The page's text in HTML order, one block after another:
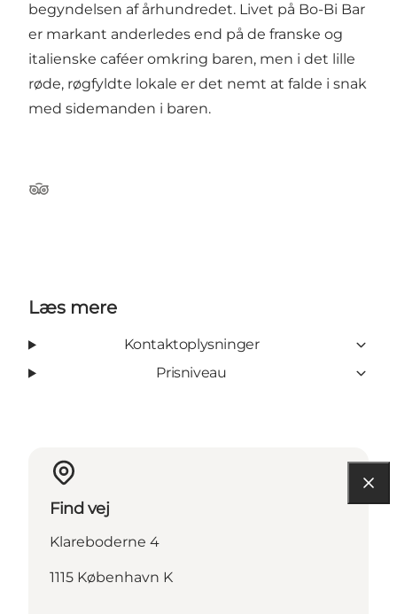
begyndelsen af århundredet. Livet på Bo-Bi Bar
er markant anderledes end på de franske og
italienske caféer omkring baren, men i det lille
røde, røgfyldte lokale er det nemt at falde i snak
med sidemanden i baren.
Tripadvisor
Læs mere
Kontaktoplysninger
Prisniveau
Find vej
Klareboderne 4
1115 København K